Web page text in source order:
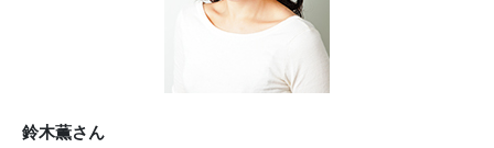
鈴木薫さん